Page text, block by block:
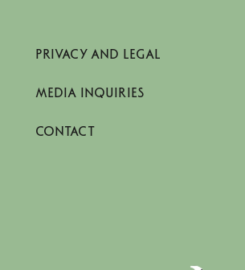
PRIVACY AND LEGAL
MEDIA INQUIRIES
CONTACT